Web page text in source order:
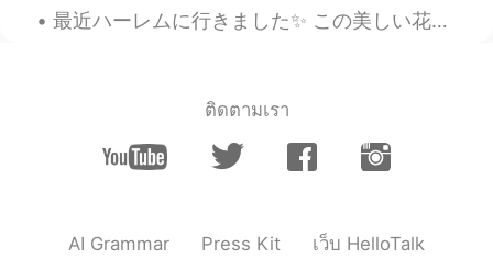
Misao 2019.08.17 08:35
EN JP
最近ハーレムに行きました✨ この美しい花の町は電車でアムステルダムから15分かかります 14世紀建造歴史的なアーキテクチャがたくさんあります！ その後、ザントフォールトビーチに行ってきました🌊 ...
ติดตามเรา
AI Grammar Press Kit เว็บ HelloTalk